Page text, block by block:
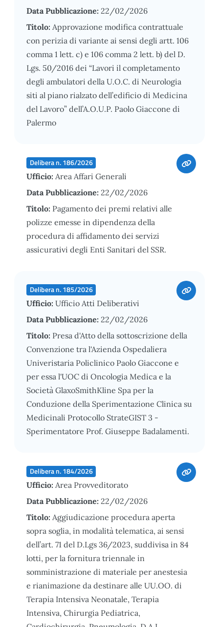
Data Pubblicazione: 22/02/2026
Titolo: Approvazione modifica contrattuale
con perizia di variante ai sensi degli artt. 106
comma 1 lett. c) e 106 comma 2 lett. b) del D.
Lgs. 50/2016 dei “Lavori il completamento
degli ambulatori della U.O.C. di Neurologia
siti al piano rialzato dell’edificio di Medicina
del Lavoro” dell’A.O.U.P. Paolo Giaccone di
Palermo
Delibera n. 186/2026
Ufficio: Area Affari Generali
Data Pubblicazione: 22/02/2026
Titolo: Pagamento dei premi relativi alle
polizze emesse in dipendenza della
procedura di affidamento dei servizi
assicurativi degli Enti Sanitari del SSR.
Delibera n. 185/2026
Ufficio: Ufficio Atti Deliberativi
Data Pubblicazione: 22/02/2026
Titolo: Presa d'Atto della sottoscrizione della
Convenzione tra l'Azienda Ospedaliera
Univeristaria Policlinico Paolo Giaccone e
per essa l'UOC di Oncologia Medica e la
Società GlaxoSmithKline Spa per la
Conduzione della Sperimentazione Clinica su
Medicinali Protocollo StrateGIST 3 -
Sperimentatore Prof. Giuseppe Badalamenti.
Delibera n. 184/2026
Ufficio: Area Provveditorato
Data Pubblicazione: 22/02/2026
Titolo: Aggiudicazione procedura aperta
sopra soglia, in modalità telematica, ai sensi
dell’art. 71 del D.Lgs 36/2023, suddivisa in 84
lotti, per la fornitura triennale in
somministrazione di materiale per anestesia
e rianimazione da destinare alle UU.OO. di
Terapia Intensiva Neonatale, Terapia
Intensiva, Chirurgia Pediatrica,